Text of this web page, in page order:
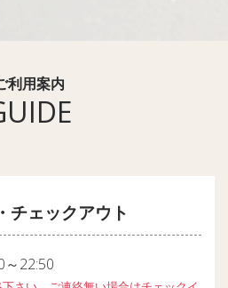
利用案内
チェックアウト
～22:50